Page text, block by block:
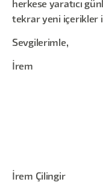
herkese yaratıcı
tekrar yeni içerikler
Sevgilerimle,
İrem
İrem Çilingir